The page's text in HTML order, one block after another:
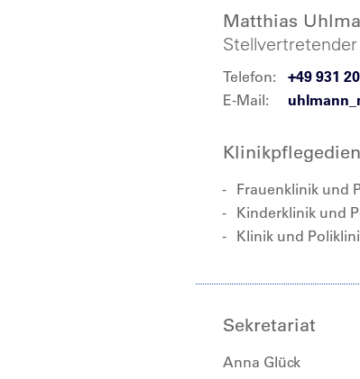
Matthias
Telefon:
+49 931
E-Mail:
Frauenklinik und
Kinderklinik und
Klinik und
Sekretariat
Anna Glück